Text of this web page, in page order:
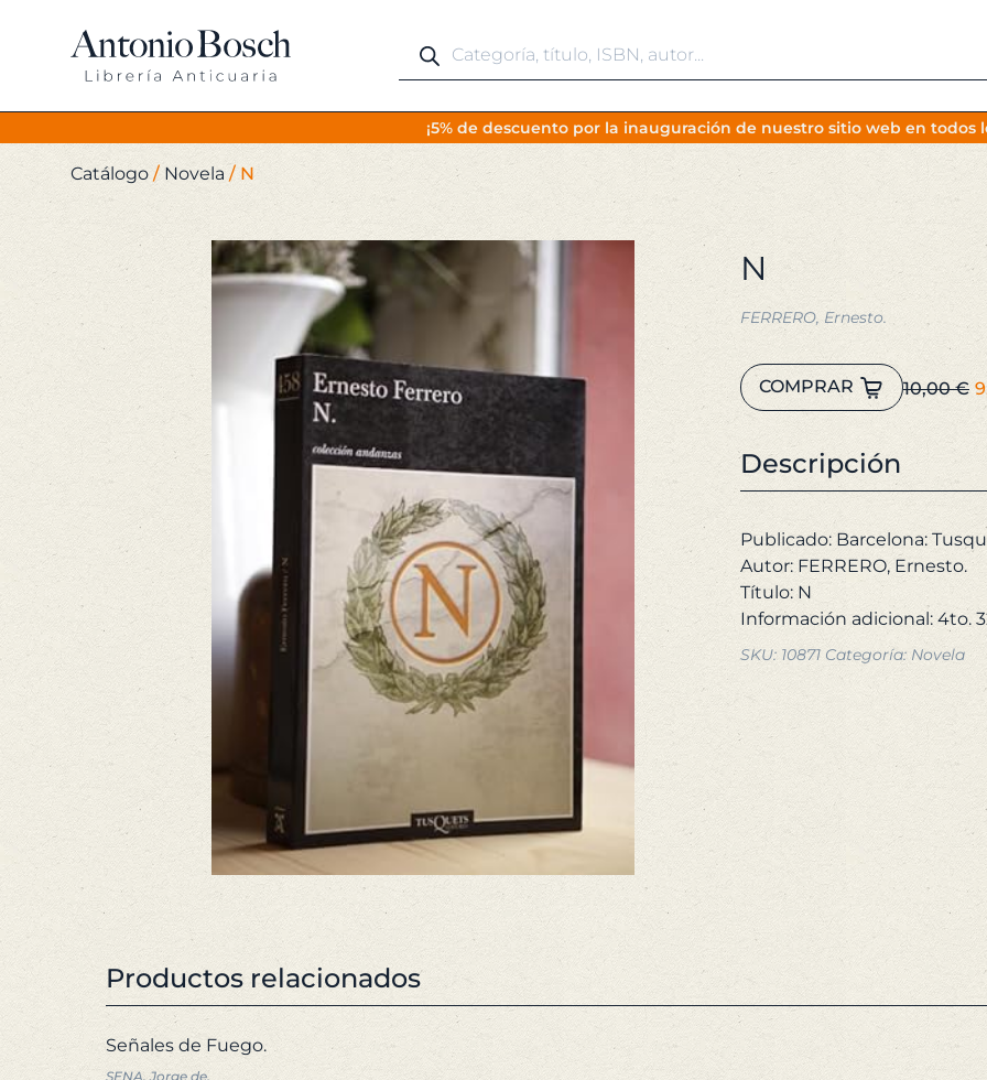
de
productos
¡5% de descuento por la inauguración de nuestro sitio web en todos
Catálogo / Novela / N
N
FERRERO, Ernesto.
10,00€
N
cantidad
COMPRAR
Descripción
Publicado: Barcelona:
Autor: FERRERO, Ernesto.
Título: N
SKU: 10871 Categoría: Novela
Productos relacionados
Señales de Fuego.
SENA, Jorge de.